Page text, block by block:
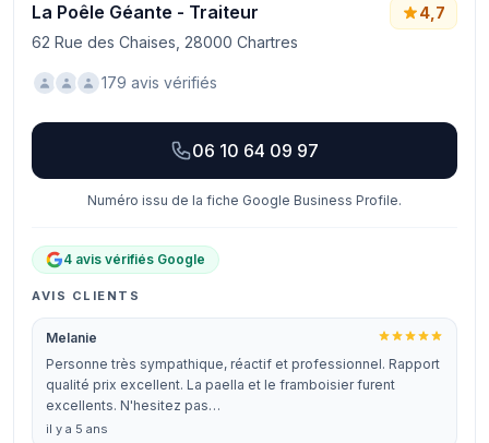
La Poêle Géante - Traiteur
62 Rue des Chaises, 28000 Chartres
4,7
179 avis vérifiés
06 10 64 09 97
Numéro issu de la fiche Google Business Profile.
4 avis vérifiés Google
AVIS CLIENTS
Melanie
Personne très sympathique, réactif et professionnel. Rapport
qualité prix excellent. La paella et le framboisier furent
excellents. N'hesitez pas…
il y a 5 ans